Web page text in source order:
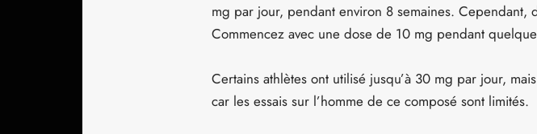
mg par jour, pendant environ 8 semaines. Cependant,
Commencez avec une dose de 10 mg pendant
Certains athlètes ont utilisé jusqu’à 30 mg par jour,
car les essais sur l’homme de ce composé sont limités.